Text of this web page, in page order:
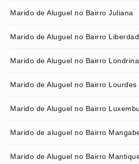
Marido de Aluguel no Bairro Juliana
Marido de Aluguel no Bairro
Marido de Aluguel no Bairro Londrina
Marido de Aluguel no Bairro Lourdes
Marido de Aluguel no Bairro
Marido de aluguel no Bairro
Marido de Aluguel no Bairro